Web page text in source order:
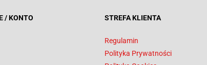
/ KONTO STREFA KLIENTA
Regulamin
Polityka Prywatności